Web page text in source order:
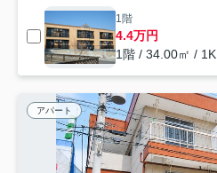
1階
4.4万円
1階 / 34.00㎡ / 1K
アパート